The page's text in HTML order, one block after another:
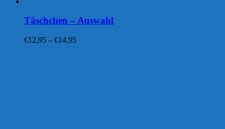
Täschchen – Auswahl
€12,95 – €14,95Preisspanne: